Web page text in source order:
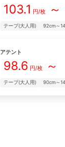
103.1 円/枚～
テープ(大人用) 92cm～
アテント
98.6 円/枚～
テープ(大人用) 90cm～